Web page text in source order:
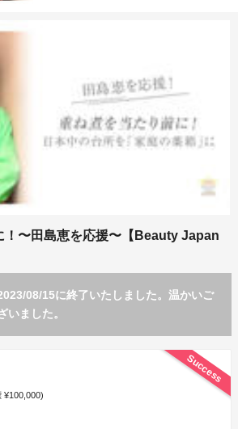
！〜田島恵を応援〜【Beauty Japan
08/15に終了いたしました。温かいご
いました。
Success
¥100,000)